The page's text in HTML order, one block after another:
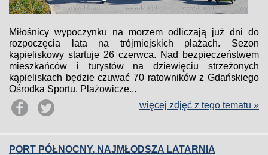
Miłośnicy wypoczynku na morzem odliczają już dni do
rozpoczęcia lata na trójmiejskich plażach. Sezon
kąpieliskowy startuje 26 czerwca. Nad bezpieczeństwem
mieszkańców i turystów na dziewięciu strzeżonych
kąpieliskach będzie czuwać 70 ratowników z Gdańskiego
Ośrodka Sportu. Plażowicze...
więcej zdjęć z tego tematu »
PORT PÓŁNOCNY. NAJMŁODSZA LATARNIA